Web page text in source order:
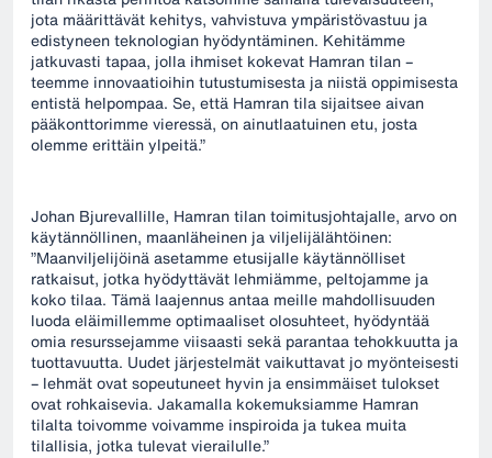
jota määrittävät kehitys, vahvistuva ympäristövastuu ja
edistyneen teknologian hyödyntäminen. Kehitämme
jatkuvasti tapaa, jolla ihmiset kokevat Hamran tilan –
teemme innovaatioihin tutustumisesta ja niistä oppimisesta
entistä helpompaa. Se, että Hamran tila sijaitsee aivan
pääkonttorimme vieressä, on ainutlaatuinen etu, josta
olemme erittäin ylpeitä.”
Johan Bjurevallille, Hamran tilan toimitusjohtajalle, arvo on
käytännöllinen, maanläheinen ja viljelijälähtöinen:
”Maanviljelijöinä asetamme etusijalle käytännölliset
ratkaisut, jotka hyödyttävät lehmiämme, peltojamme ja
koko tilaa. Tämä laajennus antaa meille mahdollisuuden
luoda eläimillemme optimaaliset olosuhteet, hyödyntää
omia resurssejamme viisaasti sekä parantaa tehokkuutta ja
tuottavuutta. Uudet järjestelmät vaikuttavat jo myönteisesti
– lehmät ovat sopeutuneet hyvin ja ensimmäiset tulokset
ovat rohkaisevia. Jakamalla kokemuksiamme Hamran
tilalta toivomme voivamme inspiroida ja tukea muita
tilallisia, jotka tulevat vierailulle.”